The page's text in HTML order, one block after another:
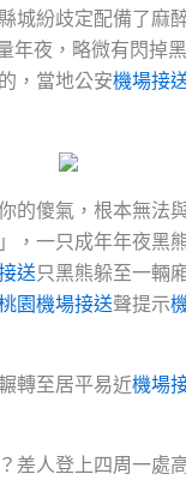
城紛歧定配備了麻
年夜，略微有閃掉
，當地公安機場接
的傻氣，根本無法
，一只成年年夜黑
送只黑熊躲至一輛
園機場接送聲提示
轉至居平易近機場
差人登上四周一處